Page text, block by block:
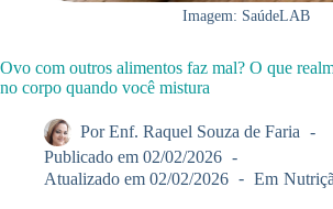
Imagem: SaúdeLAB
Ovo com outros alimentos faz mal? O que
no corpo quando você mistura
Por Enf. Raquel Souza de Faria
Publicado em 02/02/2026
Atualizado em 02/02/2026 Em